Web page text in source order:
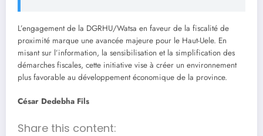
L’engagement de la DGRHU/Watsa en faveur de la fiscalité de
proximité marque une avancée majeure pour le Haut-Uele. En
misant sur l’information, la sensibilisation et la simplification des
démarches fiscales, cette initiative vise à créer un environnement
plus favorable au développement économique de la province.
César Dedebha Fils
Share this content: